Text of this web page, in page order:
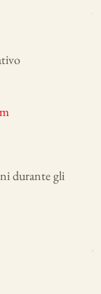
durante gli